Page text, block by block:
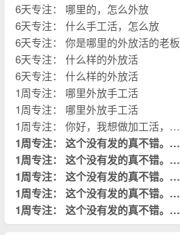
6天专注： 哪里的，怎么外放
6天专注： 什么手工活，怎么放
6天专注： 你是哪里的外放活的老板
6天专注： 什么样的外放活
6天专注： 什么样的外放活
1周专注： 哪里外放手工活
1周专注： 哪里外放手工活
1周专注： 你好，我想做加工活，您
的厂子在哪？
1周专注： 这个没有发的真不错。这
是我需要阅读的。 置顶
1周专注： 这个没有发的真不错。这
是我需要阅读的。 置顶
1周专注： 这个没有发的真不错。这
是我需要阅读的。 置顶
1周专注： 这个没有发的真不错。这
是我需要阅读的。 置顶
1周专注： 这个没有发的真不错。这
是我需要阅读的。 置顶